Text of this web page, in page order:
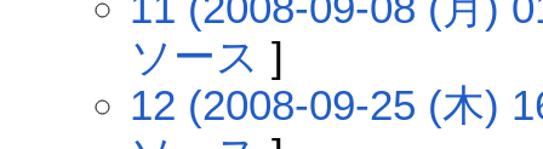
ソース ]
12 (2008-09-25 (木)